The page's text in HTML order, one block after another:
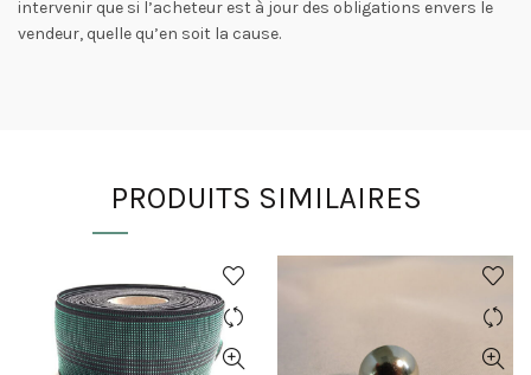
intervenir que si l’acheteur est à jour des obligations envers le
vendeur, quelle qu’en soit la cause.
PRODUITS SIMILAIRES